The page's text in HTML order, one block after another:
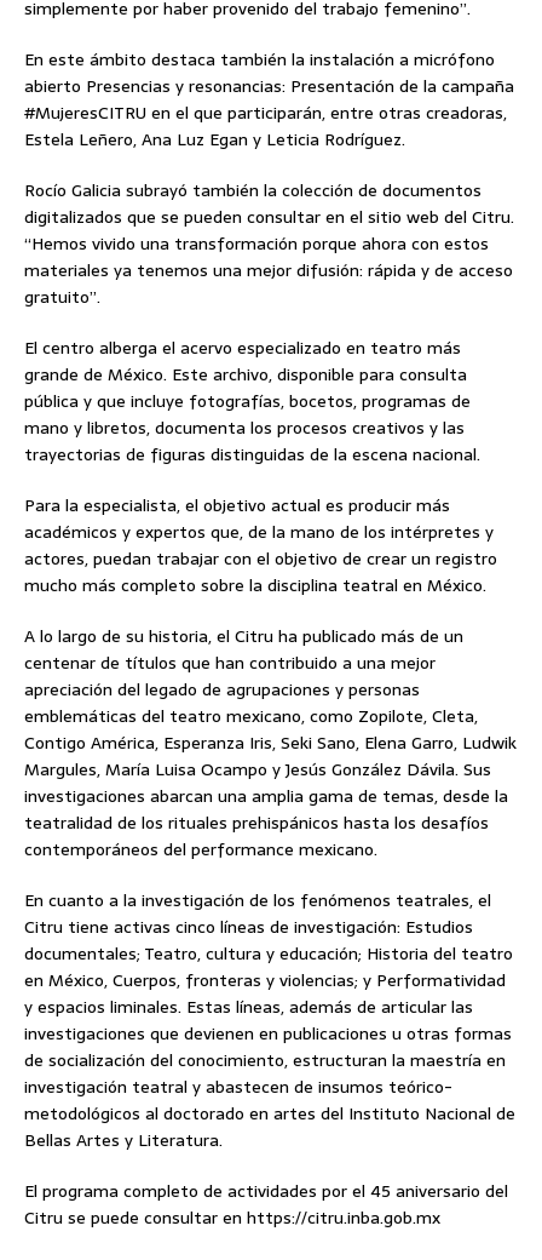
simplemente por haber provenido del trabajo femenino”.
En este ámbito destaca también la instalación a micrófono
abierto Presencias y resonancias: Presentación de la campaña
#MujeresCITRU en el que participarán, entre otras creadoras,
Estela Leñero, Ana Luz Egan y Leticia Rodríguez.
Rocío Galicia subrayó también la colección de documentos
digitalizados que se pueden consultar en el sitio web del Citru.
“Hemos vivido una transformación porque ahora con estos
materiales ya tenemos una mejor difusión: rápida y de acceso
gratuito”.
El centro alberga el acervo especializado en teatro más
grande de México. Este archivo, disponible para consulta
pública y que incluye fotografías, bocetos, programas de
mano y libretos, documenta los procesos creativos y las
trayectorias de figuras distinguidas de la escena nacional.
Para la especialista, el objetivo actual es producir más
académicos y expertos que, de la mano de los intérpretes y
actores, puedan trabajar con el objetivo de crear un registro
mucho más completo sobre la disciplina teatral en México.
A lo largo de su historia, el Citru ha publicado más de un
centenar de títulos que han contribuido a una mejor
apreciación del legado de agrupaciones y personas
emblemáticas del teatro mexicano, como Zopilote, Cleta,
Contigo América, Esperanza Iris, Seki Sano, Elena Garro, Ludwik
Margules, María Luisa Ocampo y Jesús González Dávila. Sus
investigaciones abarcan una amplia gama de temas, desde la
teatralidad de los rituales prehispánicos hasta los desafíos
contemporáneos del performance mexicano.
En cuanto a la investigación de los fenómenos teatrales, el
Citru tiene activas cinco líneas de investigación: Estudios
documentales; Teatro, cultura y educación; Historia del teatro
en México, Cuerpos, fronteras y violencias; y Performatividad
y espacios liminales. Estas líneas, además de articular las
investigaciones que devienen en publicaciones u otras formas
de socialización del conocimiento, estructuran la maestría en
investigación teatral y abastecen de insumos teórico-
metodológicos al doctorado en artes del Instituto Nacional de
Bellas Artes y Literatura.
El programa completo de actividades por el 45 aniversario del
Citru se puede consultar en https://citru.inba.gob.mx